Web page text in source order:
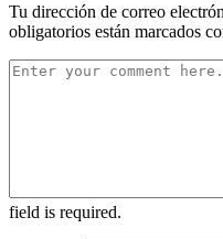
Tu dirección de correo
obligatorios están marcados
field is required.